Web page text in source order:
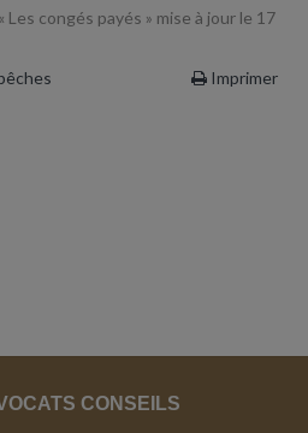
congés payés » mise à jour le 17
Imprimer
CONSEILS